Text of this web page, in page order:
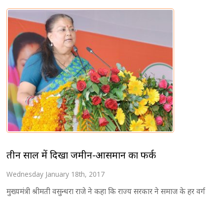
तीन साल में दिखा जमीन-आसमान का फर्क
Wednesday January 18th, 2017
मुख्यमंत्री श्रीमती वसुन्धरा राजे ने कहा कि राज्य सरकार ने समाज के हर वर्ग